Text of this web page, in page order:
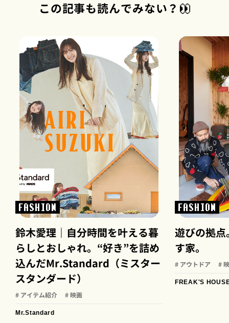
この記事も読んでみない？
FASHION
鈴木愛理｜自分時間を叶える暮
らしとおしゃれ。“好き”を詰め
込んだMr.Standard（ミスター
スタンダード）
# アイテム紹介 # 映画
Mr.Standard
FASHION
遊びの拠
す家。
# アウトドア #
FREAK'S